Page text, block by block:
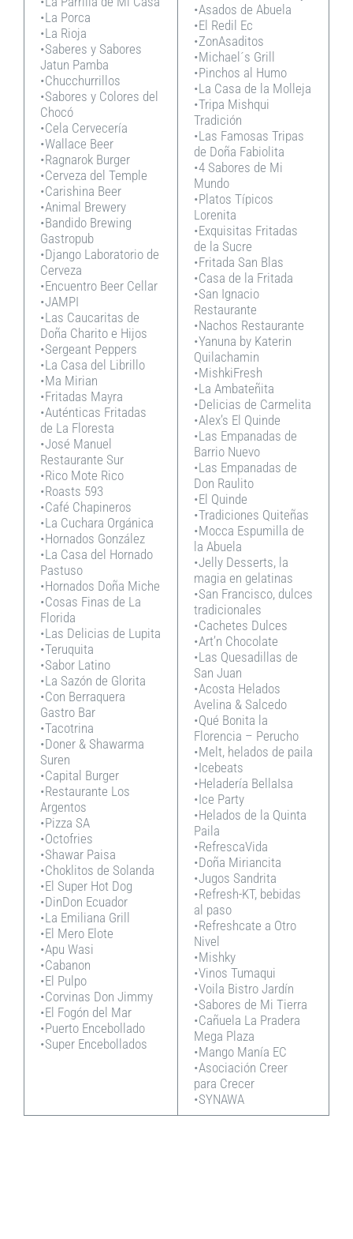
•La Porca
•La Rioja
•Saberes y Sabores
Jatun Pamba
•Chucchurrillos
•Sabores y Colores del
Chocó
•Cela Cervecería
•Wallace Beer
•Ragnarok Burger
•Cerveza del Temple
•Carishina Beer
•Animal Brewery
•Bandido Brewing
Gastropub
•Django Laboratorio de
Cerveza
•Encuentro Beer Cellar
•JAMPI
•Las Caucaritas de
Doña Charito e Hijos
•Sergeant Peppers
•La Casa del Librillo
•Ma Mirian
•Fritadas Mayra
•Auténticas Fritadas
de La Floresta
•José Manuel
Restaurante Sur
•Rico Mote Rico
•Roasts 593
•Café Chapineros
•La Cuchara Orgánica
•Hornados González
•La Casa del Hornado
Pastuso
•Hornados Doña Miche
•Cosas Finas de La
Florida
•Las Delicias de Lupita
•Teruquita
•Sabor Latino
•La Sazón de Glorita
•Con Berraquera
Gastro Bar
•Tacotrina
•Doner & Shawarma
Suren
•Capital Burger
•Restaurante Los
Argentos
•Pizza SA
•Octofries
•Shawar Paisa
•Choklitos de Solanda
•El Super Hot Dog
•DinDon Ecuador
•La Emiliana Grill
•El Mero Elote
•Apu Wasi
•Cabanon
•El Pulpo
•Corvinas Don Jimmy
•El Fogón del Mar
•Puerto Encebollado
•Super Encebollados
•Asados de Abuela
•El Redil Ec
•ZonAsaditos
•Michael´s Grill
•Pinchos al Humo
•La Casa de la Molleja
•Tripa Mishqui
Tradición
•Las Famosas Tripas
de Doña Fabiolita
•4 Sabores de Mi
Mundo
•Platos Típicos
Lorenita
•Exquisitas Fritadas
de la Sucre
•Fritada San Blas
•Casa de la Fritada
•San Ignacio
Restaurante
•Nachos Restaurante
•Yanuna by Katerin
Quilachamin
•MishkiFresh
•La Ambateñita
•Delicias de Carmelita
•Alex’s El Quinde
•Las Empanadas de
Barrio Nuevo
•Las Empanadas de
Don Raulito
•El Quinde
•Tradiciones Quiteñas
•Mocca Espumilla de
la Abuela
•Jelly Desserts, la
magia en gelatinas
•San Francisco, dulces
tradicionales
•Cachetes Dulces
•Art’n Chocolate
•Las Quesadillas de
San Juan
•Acosta Helados
Avelina & Salcedo
•Qué Bonita la
Florencia – Perucho
•Melt, helados de paila
•Icebeats
•Heladería BellaIsa
•Ice Party
•Helados de la Quinta
Paila
•RefrescaVida
•Doña Miriancita
•Jugos Sandrita
•Refresh-KT, bebidas
al paso
•Refreshcate a Otro
Nivel
•Mishky
•Vinos Tumaqui
•Voila Bistro Jardín
•Sabores de Mi Tierra
•Cañuela La Pradera
Mega Plaza
•Mango Manía EC
•Asociación Creer
para Crecer
•SYNAWA